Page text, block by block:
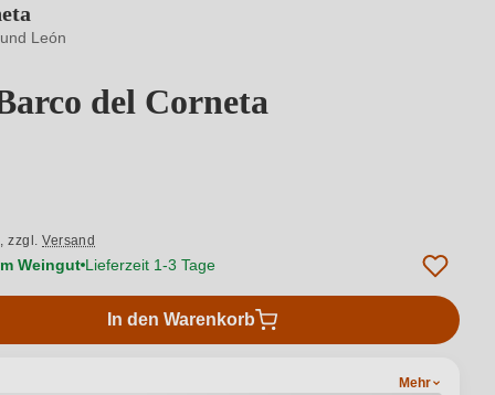
León
del Corneta
5 von 5 Sternen
zzgl.Versand
Weingut Lieferzeit 1-3 Tage
In den Warenkorb
Mehr